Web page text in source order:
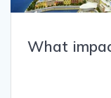
What